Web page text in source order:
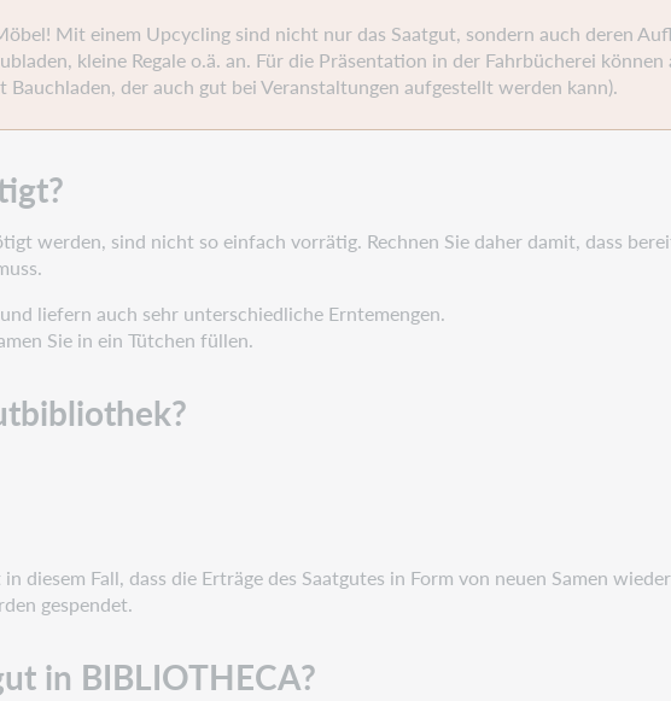
Mit einem Upcycling sind nicht nur das Saatgut, sondern auch deren
kleine Regale o.ä. an. Für die Präsentation in der Fahrbücherei
der auch gut bei Veranstaltungen aufgestellt werden kann).
werden, sind nicht so einfach vorrätig. Rechnen Sie daher damit, dass
liefern auch sehr unterschiedliche Erntemengen.
Sie in ein Tütchen füllen.
diesem Fall, dass die Erträge des Saatgutes in Form von neuen Samen
gespendet.
in BIBLIOTHECA?